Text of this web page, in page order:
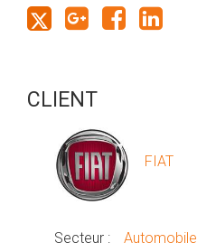
CLIENT
FIAT
Secteur : Automobile